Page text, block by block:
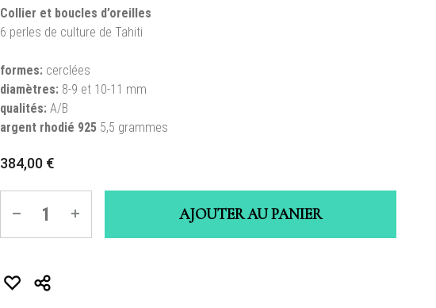
Colliers de perles
Collier et boucles d’oreilles
6 perles de culture de Tahiti
formes: cerclées
diamètres: 8-9 et 10-11 mm
qualités: A/B
argent rhodié 925 5,5 grammes
384,00 €
AJOUTER AU PANIER